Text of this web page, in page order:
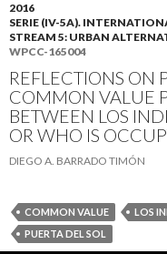
2016
SERIE (IV-5A).
STREAM 5: URBAN
WPCC-165004
REFLECTIONS ON
COMMON VALUE
BETWEEN LOS
OR WHO IS
DIEGO A. BARRADO TIMÓN
COMMON VALUE LOS
PUERTA DEL SOL